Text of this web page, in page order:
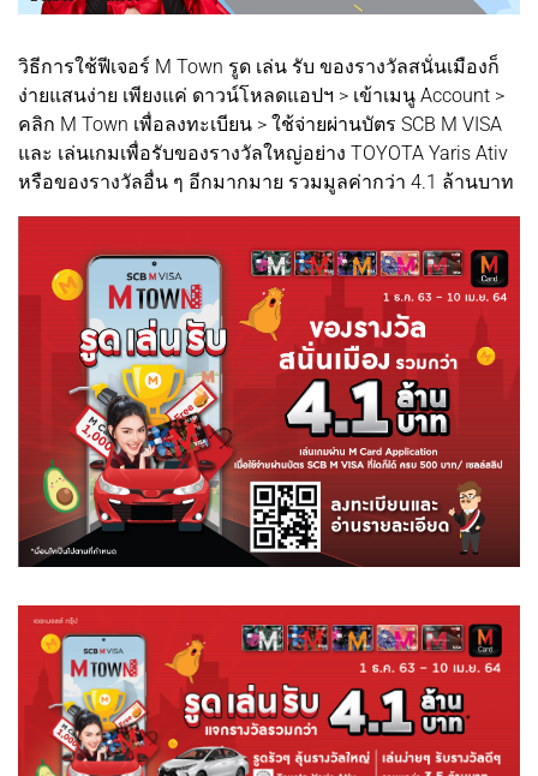
วิธีการใช้ฟีเจอร์ M Town รูด เล่น รับ ของรางวัลสนั่นเมืองก็
ง่ายแสนง่าย เพียงแค่ ดาวน์โหลดแอปฯ > เข้าเมนู Account >
คลิก M Town เพื่อลงทะเบียน > ใช้จ่ายผ่านบัตร SCB M VISA
และ เล่นเกมเพื่อรับของรางวัลใหญ่อย่าง TOYOTA Yaris Ativ
หรือของรางวัลอื่น ๆ อีกมากมาย รวมมูลค่ากว่า 4.1 ล้านบาท